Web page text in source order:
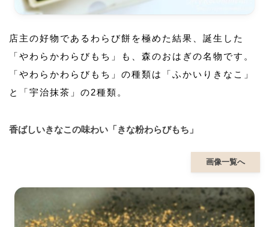
店主の好物であるわらび餅を極めた結果、誕生した
「やわらかわらびもち」も、森のおはぎの名物です。
「やわらかわらびもち」の種類は「ふかいりきなこ」
と「宇治抹茶」の2種類。
香ばしいきなこの味わい「きな粉わらびもち」
画像一覧へ